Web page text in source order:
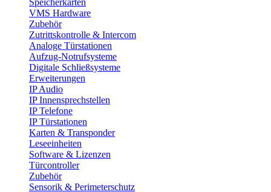
VMS Hardware
Zubehör
Zutrittskontrolle & Intercom
Analoge Türstationen
Aufzug-Notrufsysteme
Digitale Schließsysteme
Erweiterungen
IP Audio
IP Innensprechstellen
IP Telefone
IP Türstationen
Karten & Transponder
Leseeinheiten
Software & Lizenzen
Türcontroller
Zubehör
Sensorik & Perimeterschutz